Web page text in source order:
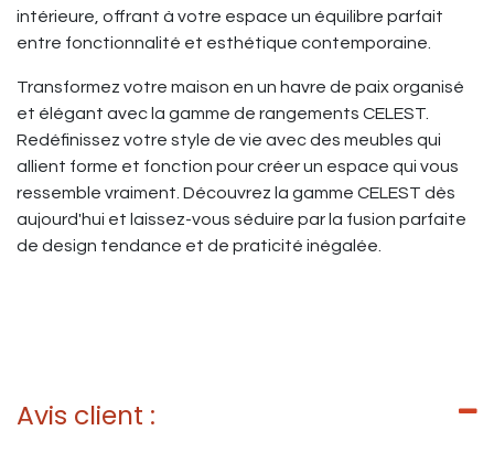
intérieure, offrant à votre espace un équilibre parfait
entre fonctionnalité et esthétique contemporaine.
Transformez votre maison en un havre de paix organisé
et élégant avec la gamme de rangements CELEST.
Redéfinissez votre style de vie avec des meubles qui
allient forme et fonction pour créer un espace qui vous
ressemble vraiment. Découvrez la gamme CELEST dès
aujourd'hui et laissez-vous séduire par la fusion parfaite
de design tendance et de praticité inégalée.
Avis client :